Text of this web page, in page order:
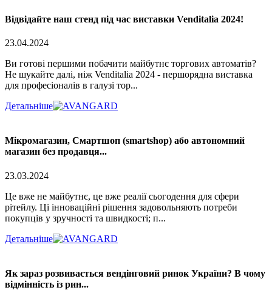
Відвідайте наш стенд під час виставки Venditalia 2024!
23.04.2024
Ви готові першими побачити майбутнє торгових автоматів?
Не шукайте далі, ніж Venditalia 2024 - першорядна виставка
для професіоналів в галузі тор...
Детальніше
Мікромагазин, Смартшоп (smartshop) або автономний
магазин без продавця...
23.03.2024
Це вже не майбутнє, це вже реалії сьогодення для сфери
рітейлу. Ці інноваційні рішення задовольняють потреби
покупців у зручності та швидкості; п...
Детальніше
Як зараз розвивається вендінговий ринок України? В чому
відмінність із рин...